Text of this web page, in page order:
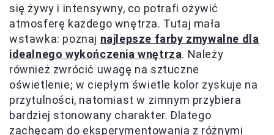
się żywy i intensywny, co potrafi ożywić
atmosferę każdego wnętrza. Tutaj mała
wstawka: poznaj najlepsze farby zmywalne dla
idealnego wykończenia wnętrza. Należy
również zwrócić uwagę na sztuczne
oświetlenie; w ciepłym świetle kolor zyskuje na
przytulności, natomiast w zimnym przybiera
bardziej stonowany charakter. Dlatego
zachęcam do eksperymentowania z różnymi